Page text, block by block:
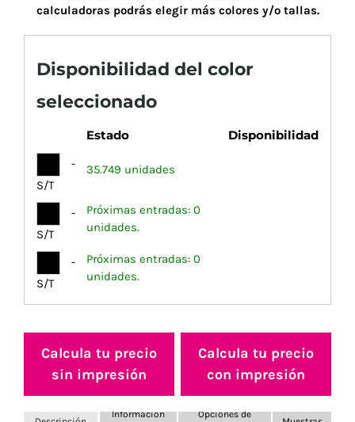
calculadoras podrás elegir más colores y/o tallas.
Disponibilidad del color
seleccionado
Estado Disponibilidad
-
S/T
35.749 unidades
-
S/T
Próximas entradas: 0
unidades.
-
S/T
Próximas entradas: 0
unidades.
Calcula tu precio
sin impresión
Calcula tu precio
con impresión
Información
Opciones de